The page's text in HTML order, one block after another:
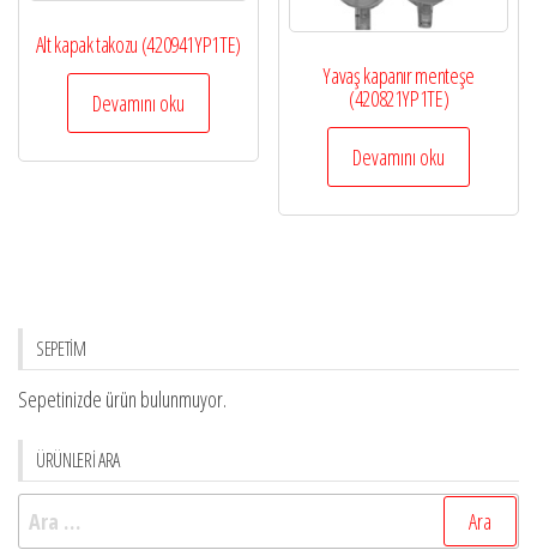
Alt kapak takozu (420941YP1TE)
Devamını oku
Yavaş kapanır menteşe
(420821YP1TE)
Devamını oku
SEPETİM
Sepetinizde ürün bulunmuyor.
ÜRÜNLERİ ARA
Arama: